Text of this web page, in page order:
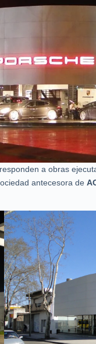
a obras
antecesora de